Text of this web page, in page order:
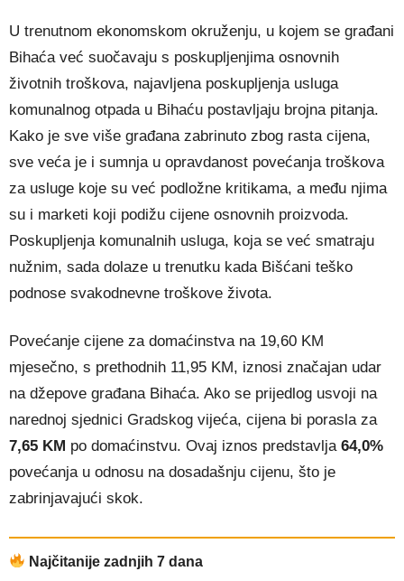
U trenutnom ekonomskom okruženju, u kojem se građani
Bihaća već suočavaju s poskupljenjima osnovnih
životnih troškova, najavljena poskupljenja usluga
komunalnog otpada u Bihaću postavljaju brojna pitanja.
Kako je sve više građana zabrinuto zbog rasta cijena,
sve veća je i sumnja u opravdanost povećanja troškova
za usluge koje su već podložne kritikama, a među njima
su i marketi koji podižu cijene osnovnih proizvoda.
Poskupljenja komunalnih usluga, koja se već smatraju
nužnim, sada dolaze u trenutku kada Bišćani teško
podnose svakodnevne troškove života.
Povećanje cijene za domaćinstva na 19,60 KM
mjesečno, s prethodnih 11,95 KM, iznosi značajan udar
na džepove građana Bihaća. Ako se prijedlog usvoji na
narednoj sjednici Gradskog vijeća, cijena bi porasla za
7,65 KM po domaćinstvu. Ovaj iznos predstavlja 64,0%
povećanja u odnosu na dosadašnju cijenu, što je
zabrinjavajući skok.
Najčitanije zadnjih 7 dana